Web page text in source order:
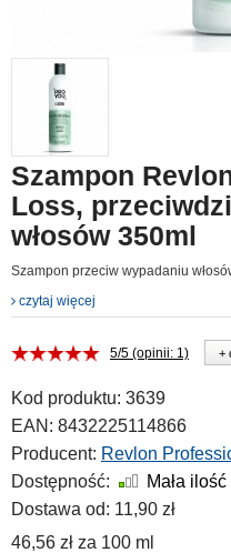
Szampon
Loss,
włosów 350ml
Szampon przeciw wypadaniu
czytaj więcej
5/5 (opinii: 1) +
Kod produktu: 3639
EAN: 8432225114866
Producent: Revlon
Dostępność:
Mała
Dostawa od: 11,90 zł
46,56 zł za 100 ml